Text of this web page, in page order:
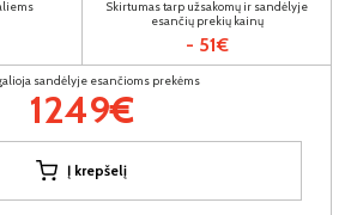
Skirtumas tarp užsakomų ir sandėlyje
esančių prekių kainų
- 51€
sandėlyje esančioms prekėms
1249€
Į krepšelį